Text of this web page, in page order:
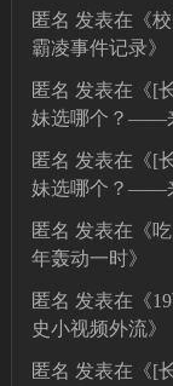
匿名 发表在《
霸凌事件记录》
匿名 发表在《[
妹选哪个？——
匿名 发表在《[
妹选哪个？——
匿名 发表在《
年轰动一时》
匿名 发表在《
史小视频外流》
匿名 发表在《[